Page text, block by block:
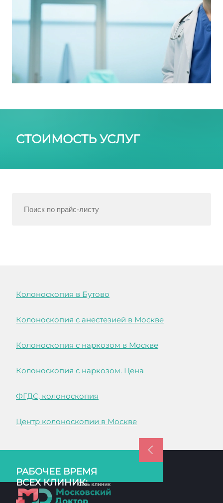
СТОИМОСТЬ УСЛУГ
Колоноскопия в Бутово
Колоноскопия с анестезией в Москве
Колоноскопия с наркозом в Москве
Колоноскопия с наркозом. Цена
ФГДС, колоноскопия
Центр колоноскопии в Москве
РАБОЧЕЕ ВРЕМЯ
ВСЕХ КЛИНИК: